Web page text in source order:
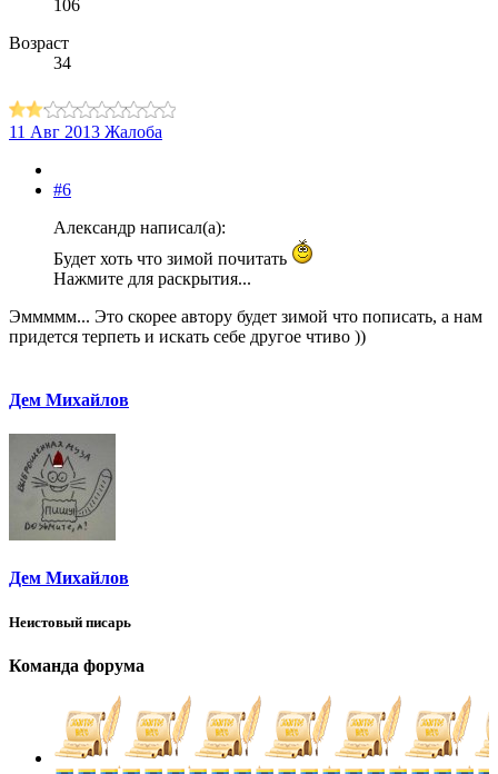
106
Возраст
34
11 Авг 2013 Жалоба
#6
Александр написал(а):
Будет хоть что зимой почитать
Нажмите для раскрытия...
Эммммм... Это скорее автору будет зимой что пописать, а нам
придется терпеть и искать себе другое чтиво ))
Дем Михайлов
Дем Михайлов
Неистовый писарь
Команда форума